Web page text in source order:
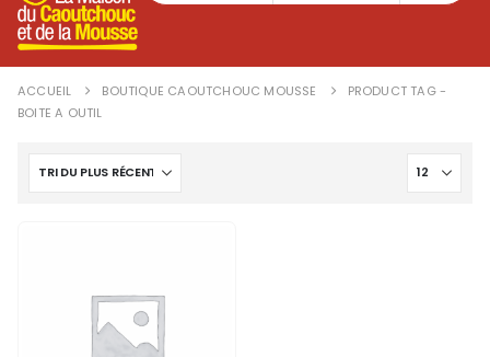
ACCUEIL BOUTIQUE CAOUTCHOUC MOUSSE
PRODUCT TAG -
BOITE A OUTIL